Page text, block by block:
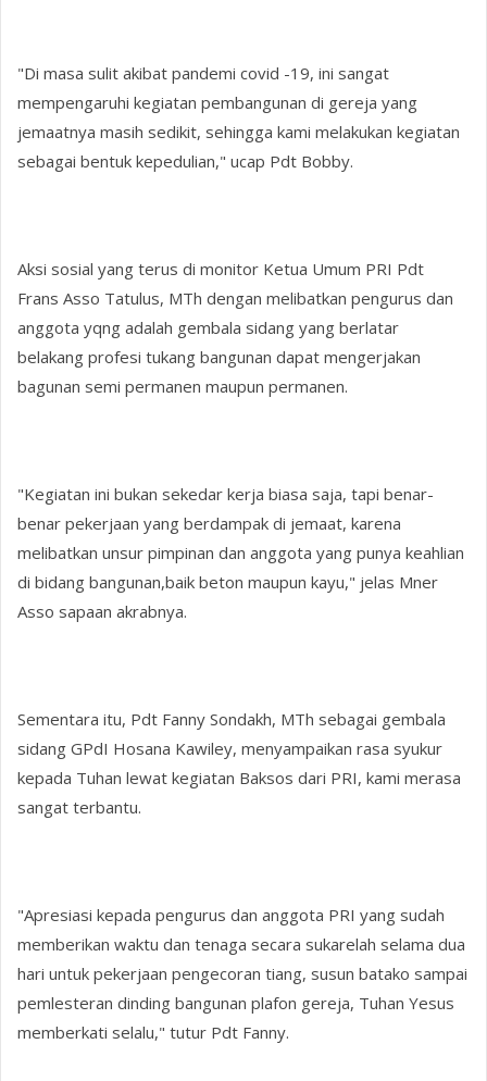
"Di masa sulit akibat pandemi covid -19, ini sangat
mempengaruhi kegiatan pembangunan di gereja yang
jemaatnya masih sedikit, sehingga kami melakukan kegiatan
sebagai bentuk kepedulian," ucap Pdt Bobby.
Aksi sosial yang terus di monitor Ketua Umum PRI Pdt
Frans Asso Tatulus, MTh dengan melibatkan pengurus dan
anggota yqng adalah gembala sidang yang berlatar
belakang profesi tukang bangunan dapat mengerjakan
bagunan semi permanen maupun permanen.
"Kegiatan ini bukan sekedar kerja biasa saja, tapi benar-
benar pekerjaan yang berdampak di jemaat, karena
melibatkan unsur pimpinan dan anggota yang punya keahlian
di bidang bangunan,baik beton maupun kayu," jelas Mner
Asso sapaan akrabnya.
Sementara itu, Pdt Fanny Sondakh, MTh sebagai gembala
sidang GPdI Hosana Kawiley, menyampaikan rasa syukur
kepada Tuhan lewat kegiatan Baksos dari PRI, kami merasa
sangat terbantu.
"Apresiasi kepada pengurus dan anggota PRI yang sudah
memberikan waktu dan tenaga secara sukarelah selama dua
hari untuk pekerjaan pengecoran tiang, susun batako sampai
pemlesteran dinding bangunan plafon gereja, Tuhan Yesus
memberkati selalu," tutur Pdt Fanny.